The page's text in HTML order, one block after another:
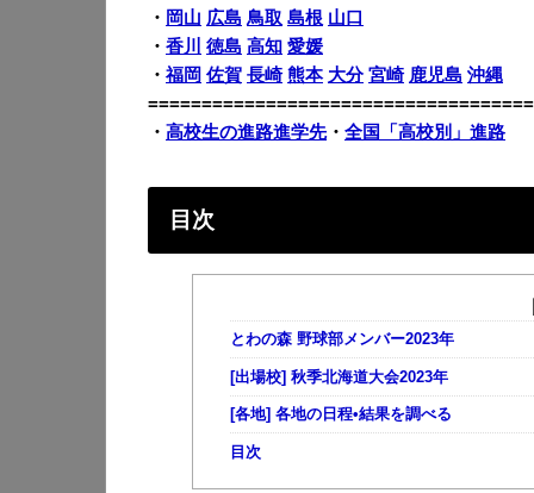
・ 岡山 広島 鳥取 島根 山口
・ 香川 徳島 高知 愛媛
・ 福岡 佐賀 長崎 熊本 大分 宮崎 鹿児島 沖縄
・ 高校生の進路進学先・ 全国「高校別」進路
目次
とわの森 野球部メンバー2023年
[出場校] 秋季北海道大会2023年
[各地] 各地の日程•結果を調べる
目次